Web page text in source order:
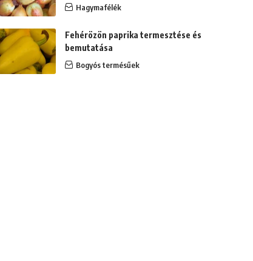
Hagymafélék
Fehérözön paprika termesztése és
bemutatása
Bogyós termésűek